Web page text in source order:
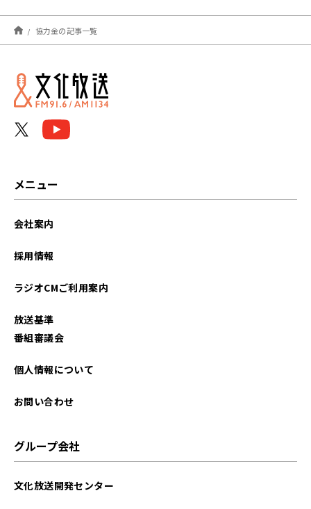
2022年01月
協力金の記事一覧
メニュー
会社案内
採用情報
ラジオCMご利用案内
放送基準
番組審議会
個人情報について
お問い合わせ
グループ会社
文化放送開発センター